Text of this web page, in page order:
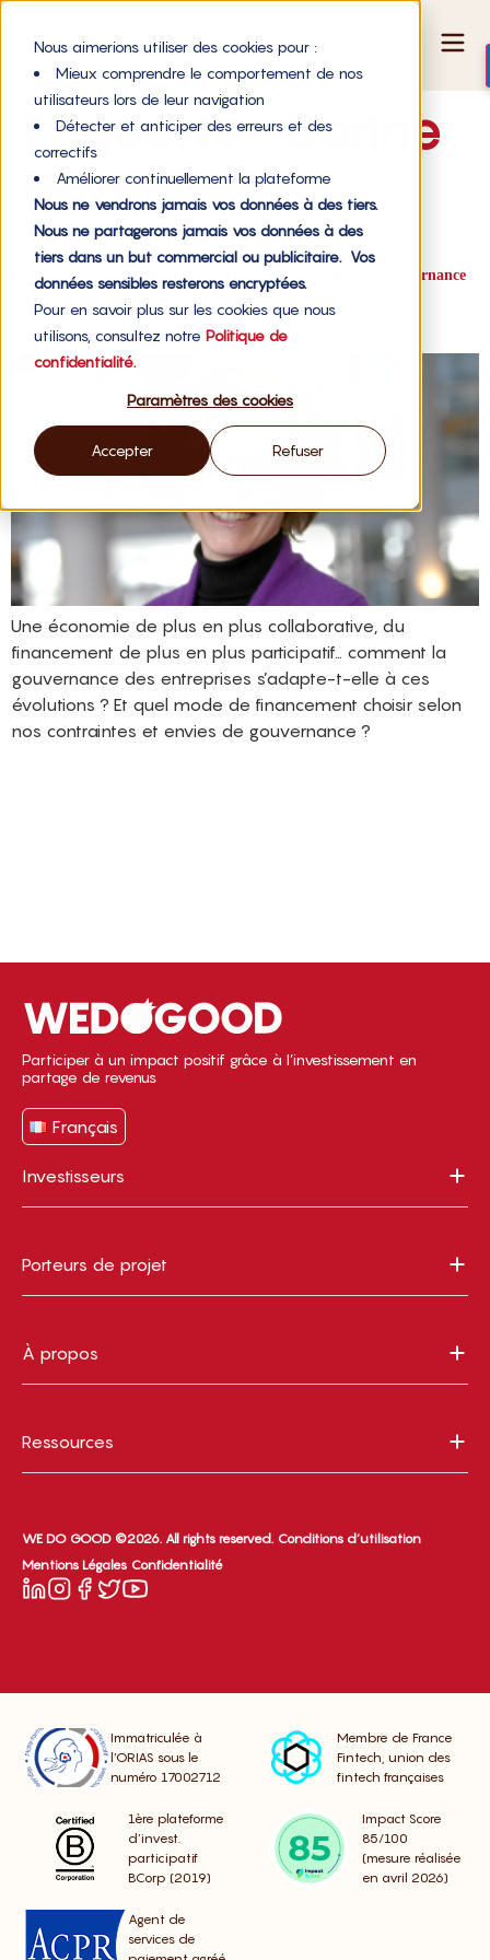
Nous aimerions utiliser des cookies pour :
Mieux comprendre le comportement de nos
utilisateurs lors de leur navigation
Détecter et anticiper des erreurs et des
correctifs
Améliorer continuellement la plateforme
Nous ne vendrons jamais vos données à des tiers.
Nous ne partagerons jamais vos données à des
tiers dans un but commercial ou publicitaire. Vos
données sensibles resterons encryptées.
Pour en savoir plus sur les cookies que nous
utilisons, consultez notre Politique de
confidentialité.
Paramètres des cookies
Accepter Refuser
Étiquette :Carine
Girard
Royalty crowdfunding : une alternative aux modèles de gouvernance
Une économie de plus en plus collaborative, du
financement de plus en plus participatif… comment la
gouvernance des entreprises s’adapte-t-elle à ces
évolutions ? Et quel mode de financement choisir selon
nos contraintes et envies de gouvernance ?
Participer à un impact positif grâce à l’investissement en
partage de revenus
Français
Investisseurs
Porteurs de projet
À propos
Ressources
WE DO GOOD ©2026. All rights reserved. Conditions d’utilisation
Mentions Légales Confidentialité
Immatriculée à
l’ORIAS sous le
numéro 17002712
Membre de France
Fintech, union des
fintech françaises
1ère plateforme
d’invest.
participatif
BCorp (2019)
Impact Score
85/100
(mesure réalisée
en avril 2026)
Agent de
services de